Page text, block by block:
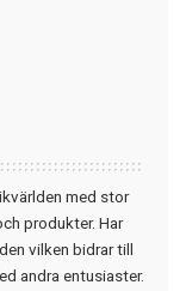
med stor
produkter. Har
vilken bidrar till
andra entusiaster.